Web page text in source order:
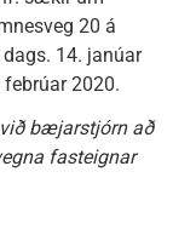
20 á
14. janúar
2020.
bæjarstjórn að
fasteignar